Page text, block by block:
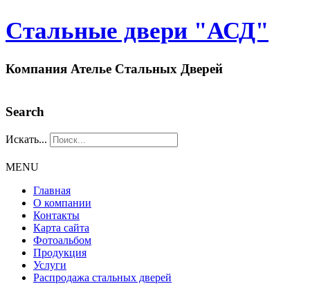
Стальные двери "АСД"
Компания Ателье Стальных Дверей
Search
Искать...
MENU
Главная
О компании
Контакты
Карта сайта
Фотоальбом
Продукция
Услуги
Распродажа стальных дверей